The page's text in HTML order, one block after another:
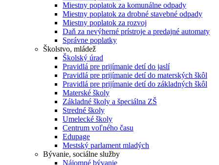
Miestny poplatok za komunálne odpady
Miestny poplatok za drobné stavebné odpady
Miestny poplatok za rozvoj
Daň za nevýherné prístroje a predajné automaty
Správne poplatky
Školstvo, mládež
Školský úrad
Pravidlá pre prijímanie detí do jaslí
Pravidlá pre prijímanie detí do materských škôl
Pravidlá pre prijímanie detí do základných škôl
Materské školy
Základné školy a špeciálna ZŠ
Stredné školy
Umelecké školy
Centrum voľného času
Edupage
Mestský parlament mladých
Bývanie, sociálne služby
Nájomné bývanie